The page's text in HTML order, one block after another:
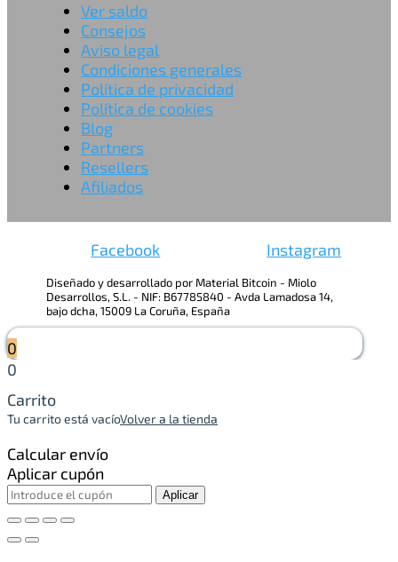
Ver saldo
Consejos
Aviso legal
Condiciones generales
Política de privacidad
Política de cookies
Blog
Partners
Resellers
Afiliados
Facebook Instagram
Diseñado y desarrollado por Material Bitcoin - Miolo
Desarrollos, S.L. - NIF: B67785840 - Avda Lamadosa 14,
bajo dcha, 15009 La Coruña, España
0
0
Carrito
Tu carrito está vacíoVolver a la tienda
Calcular envío
Aplicar cupón
Aplicar